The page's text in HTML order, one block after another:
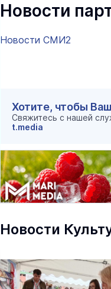
Новости
Новости СМИ2
Хотите, чтобы
Свяжитесь с нашей
t.media
Новости